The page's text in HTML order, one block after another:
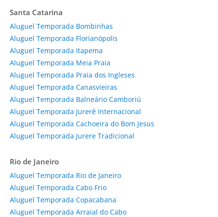
Santa Catarina
Aluguel Temporada Bombinhas
Aluguel Temporada Florianópolis
Aluguel Temporada Itapema
Aluguel Temporada Meia Praia
Aluguel Temporada Praia dos Ingleses
Aluguel Temporada Canasvieiras
Aluguel Temporada Balneário Camboriú
Aluguel Temporada Jurerê Internacional
Aluguel Temporada Cachoeira do Bom Jesus
Aluguel Temporada Jurere Tradicional
Rio de Janeiro
Aluguel Temporada Rio de Janeiro
Aluguel Temporada Cabo Frio
Aluguel Temporada Copacabana
Aluguel Temporada Arraial do Cabo